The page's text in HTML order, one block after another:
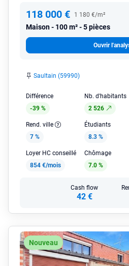
118 000 € 1 180 €/m²
Maison 100 m² - 5 pièces
Ouvrir
Saultain (59990)
Différence
-39 %
Nb. d'habitants
2 526
Rend. ville
7 %
Étudiants
8.3 %
Loyer HC conseillé
854 €/mois
Chômage
7.0 %
Cash flow
42 €
Nouveau